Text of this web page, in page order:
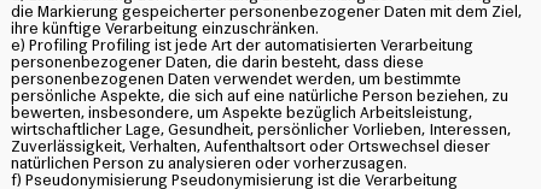
die Markierung gespeicherter personenbezogener Daten mit dem Ziel,
ihre künftige Verarbeitung einzuschränken.
e) Profiling Profiling ist jede Art der automatisierten Verarbeitung
personenbezogener Daten, die darin besteht, dass diese
personenbezogenen Daten verwendet werden, um bestimmte
persönliche Aspekte, die sich auf eine natürliche Person beziehen, zu
bewerten, insbesondere, um Aspekte bezüglich Arbeitsleistung,
wirtschaftlicher Lage, Gesundheit, persönlicher Vorlieben, Interessen,
Zuverlässigkeit, Verhalten, Aufenthaltsort oder Ortswechsel dieser
natürlichen Person zu analysieren oder vorherzusagen.
f) Pseudonymisierung Pseudonymisierung ist die Verarbeitung